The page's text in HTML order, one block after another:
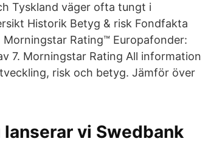
Tyskland väger ofta tungt i
Historik Betyg & risk Fondfakta
Morningstar Rating™ Europafonder:
7. Morningstar Rating All information
risk och betyg. Jämför över
vi Swedbank